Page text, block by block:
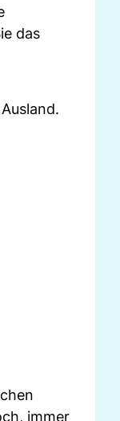
das
immer